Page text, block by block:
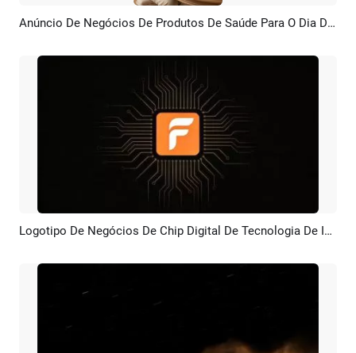
Pré-visualizar Criar IA Anúncio De Negócios De Produtos De Saúde Para O Dia Das Mães Com IA
Pré-visualizar Criar IA Logotipo De Negócios De Chip Digital De Tecnologia De IA Intro